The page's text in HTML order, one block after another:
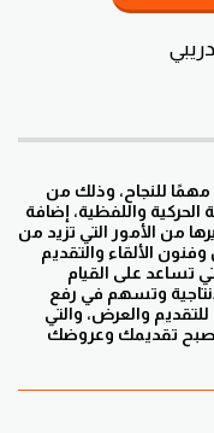
للنجاح، وذلك من
واللفظية، إضافة
من الأمور التي تزيد من
الألقاء والتقديم
تساعد على القيام
وتسهم في رفع
للتقديم والعرض، والتي
تقديمك وعروضك